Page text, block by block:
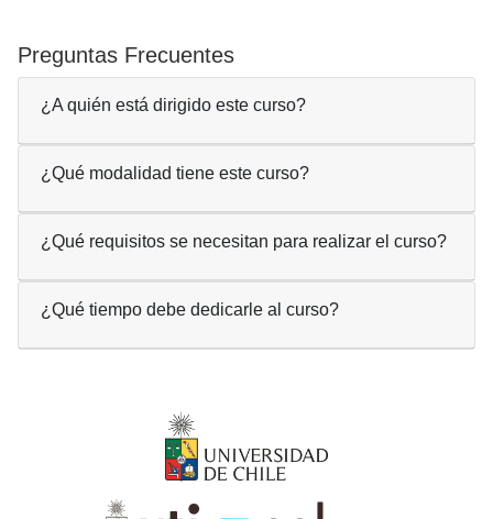
Preguntas Frecuentes
¿A quién está dirigido este curso?
¿Qué modalidad tiene este curso?
¿Qué requisitos se necesitan para realizar el curso?
¿Qué tiempo debe dedicarle al curso?